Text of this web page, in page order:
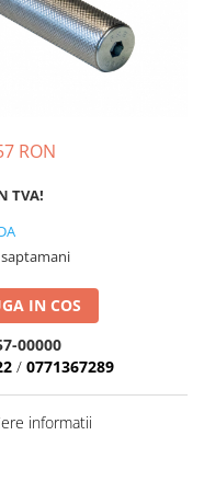
RON
TVA!
saptamani
IN COS
00000
/ 0771367289
informatii